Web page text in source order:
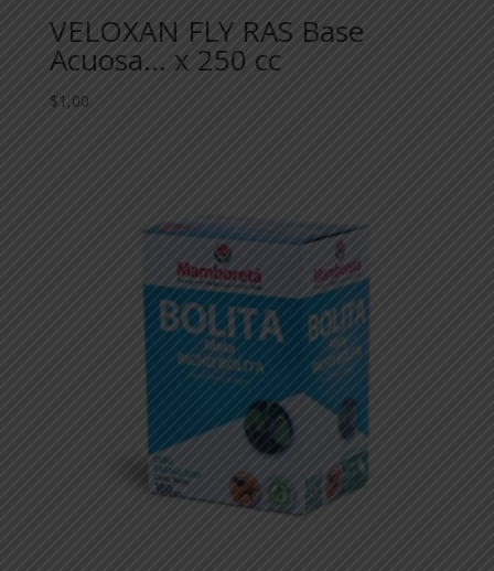
VELOXAN FLY RAS Base
Acuosa… x 250 cc
$1,00